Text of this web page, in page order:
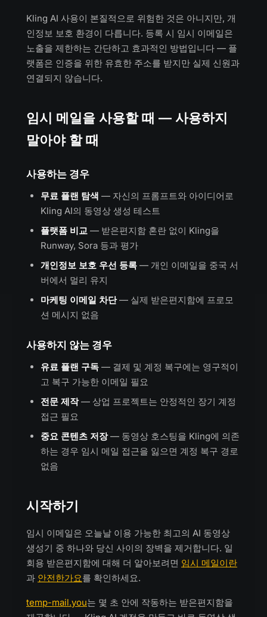
Kling AI 사용이 본질적으로 위험한 것은 아니지만, 개
인정보 보호 환경이 다릅니다. 등록 시 임시 이메일은
노출을 제한하는 간단하고 효과적인 방법입니다 — 플
랫폼은 인증을 위한 유효한 주소를 받지만 실제 신원과
연결되지 않습니다.
임시 메일을 사용할 때 — 사용하지
말아야 할 때
사용하는 경우
무료 플랜 탐색 — 자신의 프롬프트와 아이디어로
Kling AI의 동영상 생성 테스트
플랫폼 비교 — 받은편지함 혼란 없이 Kling을
Runway, Sora 등과 평가
개인정보 보호 우선 등록 — 개인 이메일을 중국 서
버에서 멀리 유지
마케팅 이메일 차단— 실제 받은편지함에 프로모
션 메시지 없음
사용하지 않는 경우
유료 플랜 구독 — 결제 및 계정 복구에는 영구적이
고 복구 가능한 이메일 필요
전문 제작— 상업 프로젝트는 안정적인 장기 계정
접근 필요
중요 콘텐츠 저장— 동영상 호스팅을 Kling에 의존
하는 경우 임시 메일 접근을 잃으면 계정 복구 경로
없음
시작하기
임시 이메일은 오늘날 이용 가능한 최고의 AI 동영상
생성기 중 하나와 당신 사이의 장벽을 제거합니다. 일
회용 받은편지함에 대해 더 알아보려면 임시 메일이란
과 안전한가요를 확인하세요.
temp-mail.you는 몇 초 안에 작동하는 받은편지함을